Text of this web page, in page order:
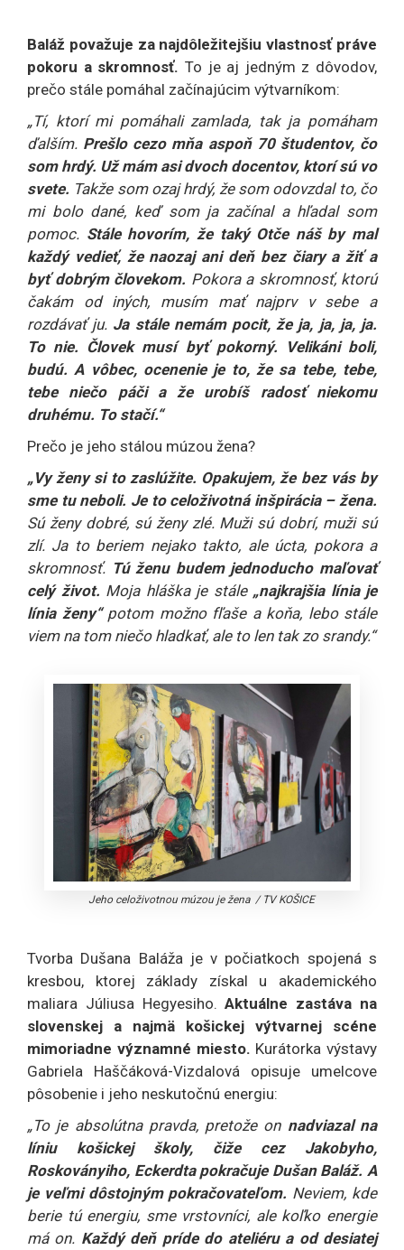
Baláž považuje za najdôležitejšiu vlastnosť práve
pokoru a skromnosť. To je aj jedným z dôvodov,
prečo stále pomáhal začínajúcim výtvarníkom:
„Tí, ktorí mi pomáhali zamlada, tak ja pomáham
ďalším. Prešlo cezo mňa aspoň 70 študentov, čo
som hrdý. Už mám asi dvoch docentov, ktorí sú vo
svete. Takže som ozaj hrdý, že som odovzdal to, čo
mi bolo dané, keď som ja začínal a hľadal som
pomoc. Stále hovorím, že taký Otče náš by mal
každý vedieť, že naozaj ani deň bez čiary a žiť a
byť dobrým človekom. Pokora a skromnosť, ktorú
čakám od iných, musím mať najprv v sebe a
rozdávať ju. Ja stále nemám pocit, že ja, ja, ja, ja.
To nie. Človek musí byť pokorný. Velikáni boli,
budú. A vôbec, ocenenie je to, že sa tebe, tebe,
tebe niečo páči a že urobíš radosť niekomu
druhému. To stačí.“
Prečo je jeho stálou múzou žena?
„Vy ženy si to zaslúžite. Opakujem, že bez vás by
sme tu neboli. Je to celoživotná inšpirácia – žena.
Sú ženy dobré, sú ženy zlé. Muži sú dobrí, muži sú
zlí. Ja to beriem nejako takto, ale úcta, pokora a
skromnosť. Tú ženu budem jednoducho maľovať
celý život. Moja hláška je stále „najkrajšia línia je
línia ženy“potom možno fľaše a koňa, lebo stále
viem na tom niečo hladkať, ale to len tak zo srandy.“
Jeho celoživotnou múzou je žena / TV KOŠICE
Tvorba Dušana Baláža je v počiatkoch spojená s
kresbou, ktorej základy získal u akademického
maliara Júliusa Hegyesiho.Aktuálne zastáva na
slovenskej a najmä košickej výtvarnej scéne
mimoriadne významné miesto. Kurátorka výstavy
Gabriela Haščáková-Vizdalová opisuje umelcove
pôsobenie i jeho neskutočnú energiu:
„To je absolútna pravda, pretože on nadviazal na
líniu košickej školy, čiže cez Jakobyho,
Roskoványiho, Eckerdta pokračuje Dušan Baláž. A
je veľmi dôstojným pokračovateľom. Neviem, kde
berie tú energiu, sme vrstovníci, ale koľko energie
má on. Každý deň príde do ateliéru a od desiatej